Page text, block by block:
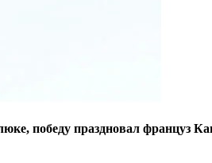
победу праздновал француз